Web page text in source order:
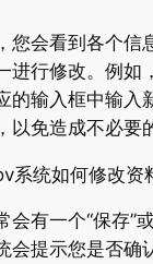
您会看到各个信
进行修改。例如
的输入框中输入
以免造成不必要
有一个“保存”
会提示您是否确